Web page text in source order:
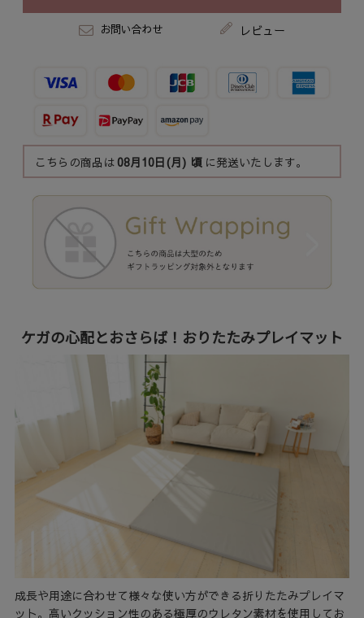
お問い合わせ レビュー
こちらの商品は08月10日(月) 頃 に発送いたします。
ケガの心配とおさらば！おりたたみプレイマット
成長や用途に合わせて様々な使い方ができる折りたたみプレイマ
ット。高いクッション性のある極厚のウレタン素材を使用してお